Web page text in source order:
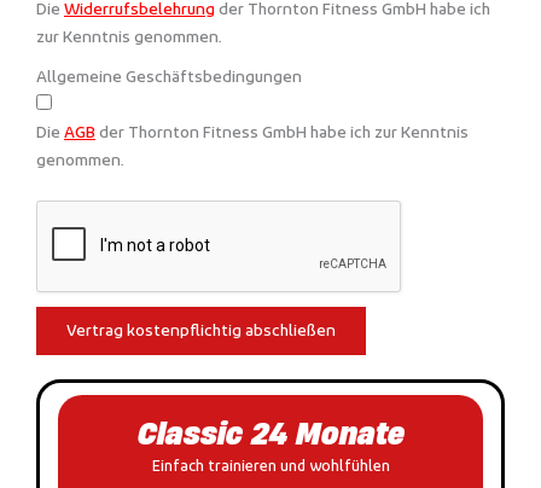
Die Widerrufsbelehrung der Thornton Fitness GmbH habe ich
zur Kenntnis genommen.
Allgemeine Geschäftsbedingungen
Die AGB der Thornton Fitness GmbH habe ich zur Kenntnis
genommen.
Vertrag kostenpflichtig abschließen
Classic 24 Monate
Einfach trainieren und wohlfühlen